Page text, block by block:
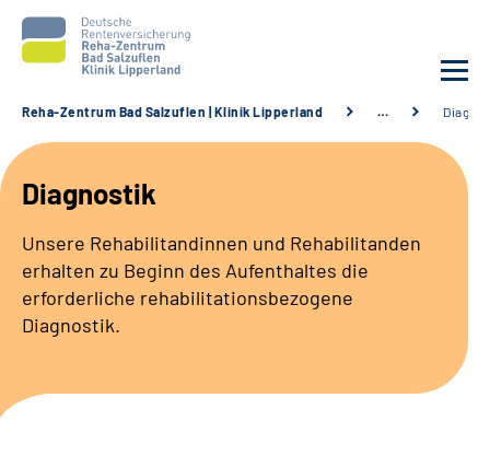
Unsere Klinik
Unsere Angebote
Service
Karriere
Sozialdienste & Zuweisende
Reha-Zentrum Bad Salzuflen | Klinik Lipperland …
Diagnostik
Unsere Rehabilitandinnen und Rehabilitanden
erhalten zu Beginn des Aufenthaltes die
erforderliche rehabilitationsbezogene
Diagnostik.